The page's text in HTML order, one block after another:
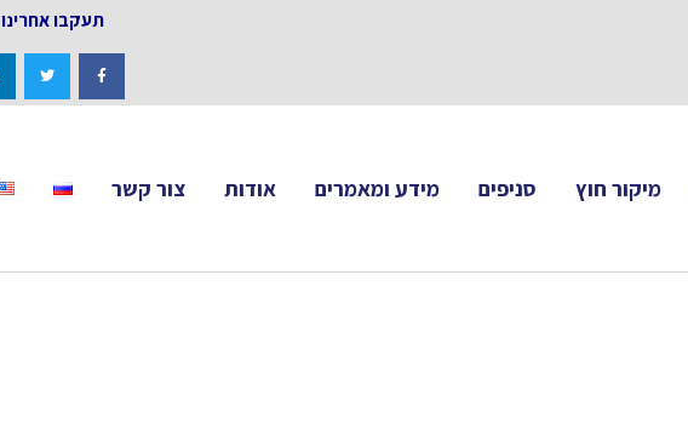
תעקבו אחרינו
מיקור חוץ סניפים מידע ומאמרים אודות צור קשר